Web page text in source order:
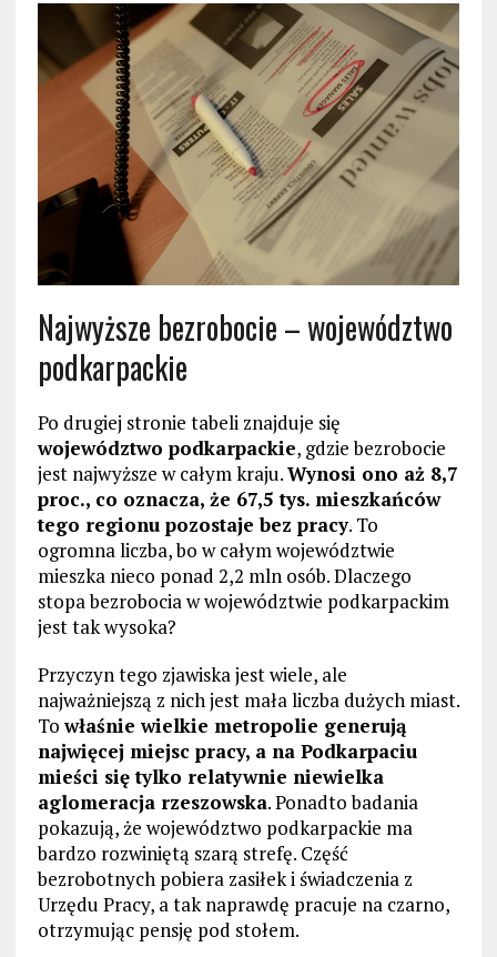
Najwyższe bezrobocie – województwo
podkarpackie
Po drugiej stronie tabeli znajduje się
województwo podkarpackie, gdzie bezrobocie
jest najwyższe w całym kraju.Wynosi ono aż 8,7
proc., co oznacza, że 67,5 tys. mieszkańców
tego regionu pozostaje bez pracy. To
ogromna liczba, bo w całym województwie
mieszka nieco ponad 2,2 mln osób. Dlaczego
stopa bezrobocia w województwie podkarpackim
jest tak wysoka?
Przyczyn tego zjawiska jest wiele, ale
najważniejszą z nich jest mała liczba dużych miast.
Towłaśnie wielkie metropolie generują
najwięcej miejsc pracy, a na Podkarpaciu
mieści się tylko relatywnie niewielka
aglomeracja rzeszowska. Ponadto badania
pokazują, że województwo podkarpackie ma
bardzo rozwiniętą szarą strefę. Część
bezrobotnych pobiera zasiłek i świadczenia z
Urzędu Pracy, a tak naprawdę pracuje na czarno,
otrzymując pensję pod stołem.